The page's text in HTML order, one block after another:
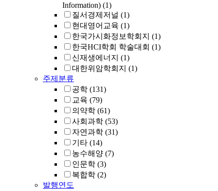
Information) (1)
질서경제저널 (1)
현대영어교육 (1)
한국가시화정보학회지 (1)
한국HCI학회 학술대회 (1)
신재생에너지 (1)
대한위암학회지 (1)
주제분류
공학 (131)
교육 (79)
의약학 (61)
사회과학 (53)
자연과학 (31)
기타 (14)
농수해양 (7)
인문학 (3)
복합학 (2)
발행연도